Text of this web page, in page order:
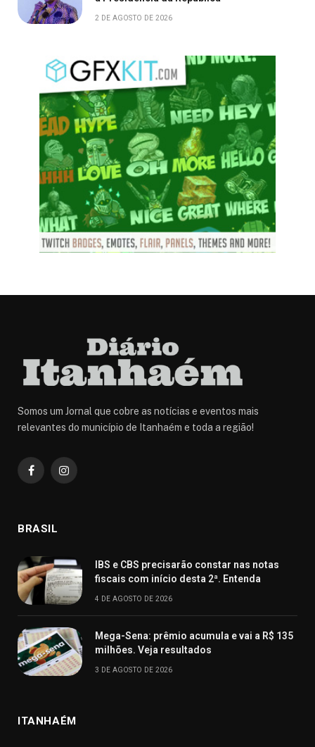
2 DE AGOSTO DE 2026
Somos um Jornal que cobre as notícias e eventos mais
relevantes do município de Itanhaém e toda a região!
FacebookInstagram
BRASIL
IBS e CBS precisarão constar nas notas
fiscais com início desta 2ª. Entenda
4 DE AGOSTO DE 2026
Mega-Sena: prêmio acumula e vai a R$ 135
milhões. Veja resultados
3 DE AGOSTO DE 2026
ITANHAÉM